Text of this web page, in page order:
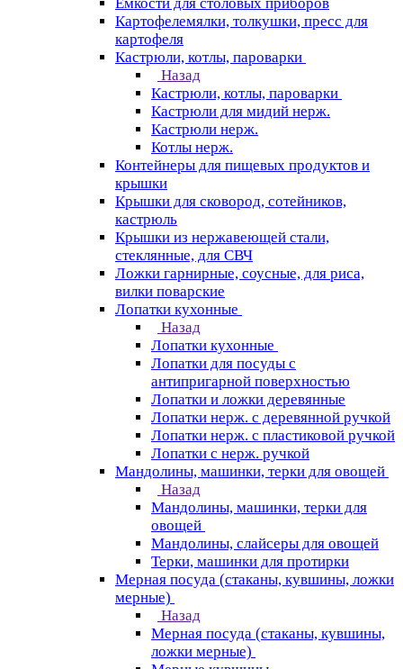
Картофелемялки, толкушки, пресс для
картофеля
Кастрюли, котлы, пароварки
Назад
Кастрюли, котлы, пароварки
Кастрюли для мидий нерж.
Кастрюли нерж.
Котлы нерж.
Контейнеры для пищевых продуктов и
крышки
Крышки для сковород, сотейников,
кастрюль
Крышки из нержавеющей стали,
стеклянные, для СВЧ
Ложки гарнирные, соусные, для риса,
вилки поварские
Лопатки кухонные
Назад
Лопатки кухонные
Лопатки для посуды с
антипригарной поверхностью
Лопатки и ложки деревянные
Лопатки нерж. с деревянной ручкой
Лопатки нерж. с пластиковой ручкой
Лопатки с нерж. ручкой
Мандолины, машинки, терки для овощей
Назад
Мандолины, машинки, терки для
овощей
Мандолины, слайсеры для овощей
Терки, машинки для протирки
Мерная посуда (стаканы, кувшины, ложки
мерные)
Назад
Мерная посуда (стаканы, кувшины,
ложки мерные)